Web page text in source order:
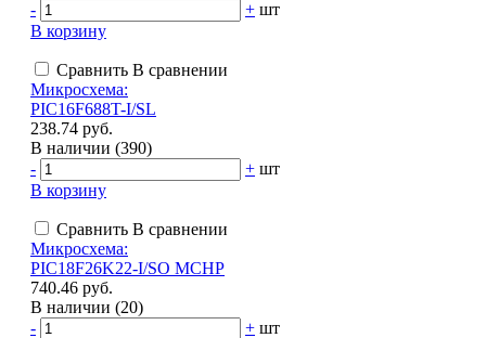
-
+ шт
В корзину
Сравнить В сравнении
Микросхема:
PIC16F688T-I/SL
238.74 руб.
В наличии (390)
-
+ шт
В корзину
Сравнить В сравнении
Микросхема:
PIC18F26K22-I/SO MCHP
740.46 руб.
В наличии (20)
-
+ шт